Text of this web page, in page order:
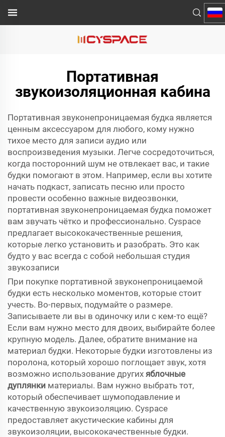
Портативная
звукоизоляционная кабина
Портативная звуконепроницаемая будка является
ценным аксессуаром для любого, кому нужно
тихое место для записи аудио или
воспроизведения музыки. Легче сосредоточиться,
когда посторонний шум не отвлекает вас, и такие
будки помогают в этом. Например, если вы хотите
начать подкаст, записать песню или просто
провести особенно важные видеозвонки,
портативная звуконепроницаемая будка поможет
вам звучать чётко и профессионально. Cyspace
предлагает высококачественные решения,
которые легко установить и разобрать. Это как
будто у вас всегда с собой небольшая студия
звукозаписи
При покупке портативной звуконепроницаемой
будки есть несколько моментов, которые стоит
учесть. Во-первых, подумайте о размере.
Записываете ли вы в одиночку или с кем-то ещё?
Если вам нужно место для двоих, выбирайте более
крупную модель. Далее, обратите внимание на
материал будки. Некоторые будки изготовлены из
поролона, который хорошо поглощает звук, хотя
возможно использование других яблочные
дуплянки материалы. Вам нужно выбрать тот,
который обеспечивает шумоподавление и
качественную звукоизоляцию. Cyspace
предоставляет акустические кабины для
звукоизоляции, высококачественные будки.